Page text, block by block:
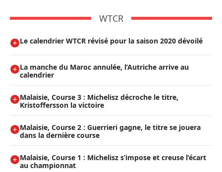
WTCR
Le calendrier WTCR révisé pour la saison 2020 dévoilé
La manche du Maroc annulée, l’Autriche arrive au
calendrier
Malaisie, Course 3 : Michelisz décroche le titre,
Kristoffersson la victoire
Malaisie, Course 2 : Guerrieri gagne, le titre se jouera
dans la dernière course
Malaisie, Course 1 : Michelisz s’impose et creuse l’écart
au championnat